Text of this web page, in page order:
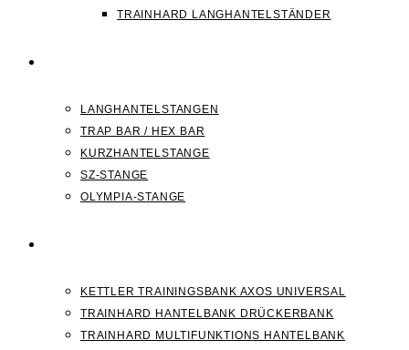
TRAINHARD LANGHANTELSTÄNDER
LANGHANTELSTANGEN
TRAP BAR / HEX BAR
KURZHANTELSTANGE
SZ-STANGE
OLYMPIA-STANGE
KETTLER TRAININGSBANK AXOS UNIVERSAL
TRAINHARD HANTELBANK DRÜCKERBANK
TRAINHARD MULTIFUNKTIONS HANTELBANK